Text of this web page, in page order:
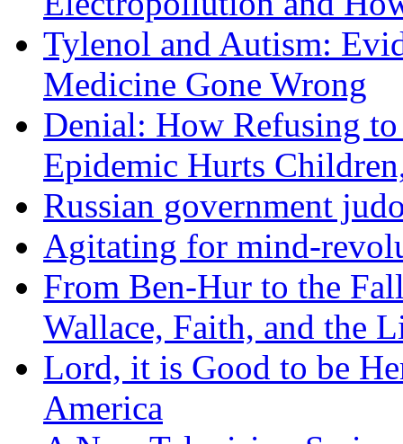
Tylenol and Autism:
Medicine Gone Wrong
Denial: How Refusing
Epidemic Hurts
Russian government
Agitating for mind-
From Ben-Hur to the
Wallace, Faith, and the
Lord, it is Good to be
America